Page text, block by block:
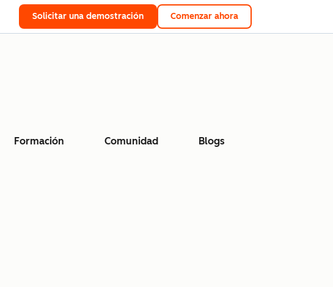
Solicitar una demostración Comenzar ahora
Formación Comunidad Blogs